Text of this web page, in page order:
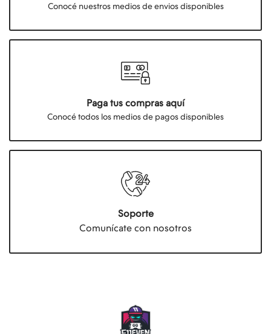
Conocé nuestros medios de envios disponibles
Paga tus compras aquí
Conocé todos los medios de pagos disponibles
Soporte
Comunícate con nosotros